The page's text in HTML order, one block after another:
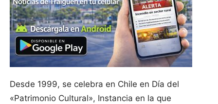
Desde 1999, se celebra en Chile en Día del
«Patrimonio Cultural», Instancia en la que